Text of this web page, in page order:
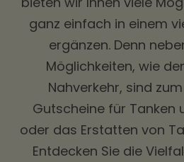
ganz einfach in einem
ergänzen. Denn
Möglichkeiten, wie
Nahverkehr, sind
Gutscheine für Tanken
oder das Erstatten von
Entdecken Sie die